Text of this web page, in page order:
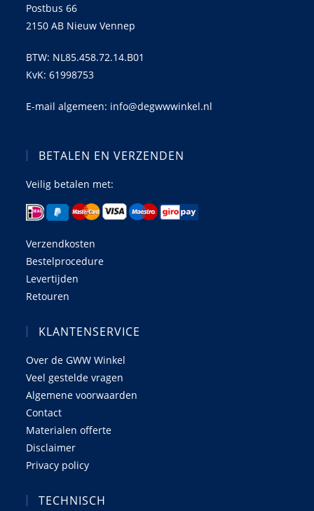
Postbus 66
2150 AB Nieuw Vennep
BTW: NL85.458.72.14.B01
KvK: 61998753
E-mail algemeen: info@degwwwinkel.nl
BETALEN EN VERZENDEN
Veilig betalen met:
Verzendkosten
Bestelprocedure
Levertijden
Retouren
KLANTENSERVICE
Over de GWW Winkel
Veel gestelde vragen
Algemene voorwaarden
Contact
Materialen offerte
Disclaimer
Privacy policy
TECHNISCH